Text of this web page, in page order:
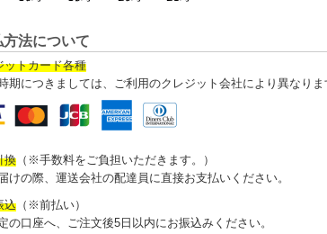
方法について
ットカード各種
期につきましては、ご利用のクレジット会社により異なりま
換 （※手数料をご負担いただきます。）
けの際、運送会社の配達員に直接お支払いください。
込 （※前払い）
の口座へ、ご注文後5日以内にお振込みください。